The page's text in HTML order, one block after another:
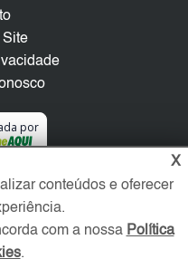
Site
por
X
conteúdos e oferecer
com a nossa Política
.